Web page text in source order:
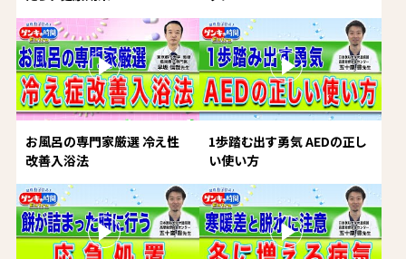
お風呂の専門家厳選 冷え性
改善入浴法
1歩踏む出す勇気 AEDの正し
い使い方